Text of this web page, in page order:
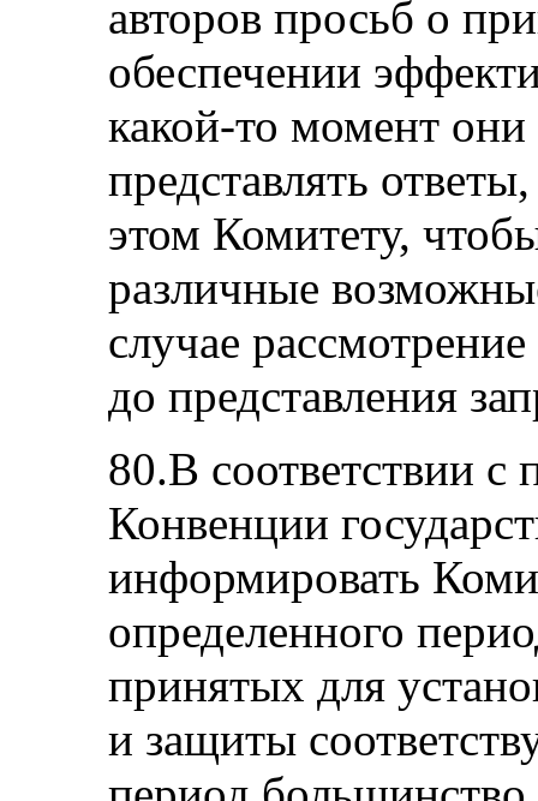
авторов просьб о
обеспечении
какой-то момент
представлять
этом Комитету,
различные
случае
до представления
80.В соответствии с
Конвенции
информировать
определенного
принятых для
и защиты